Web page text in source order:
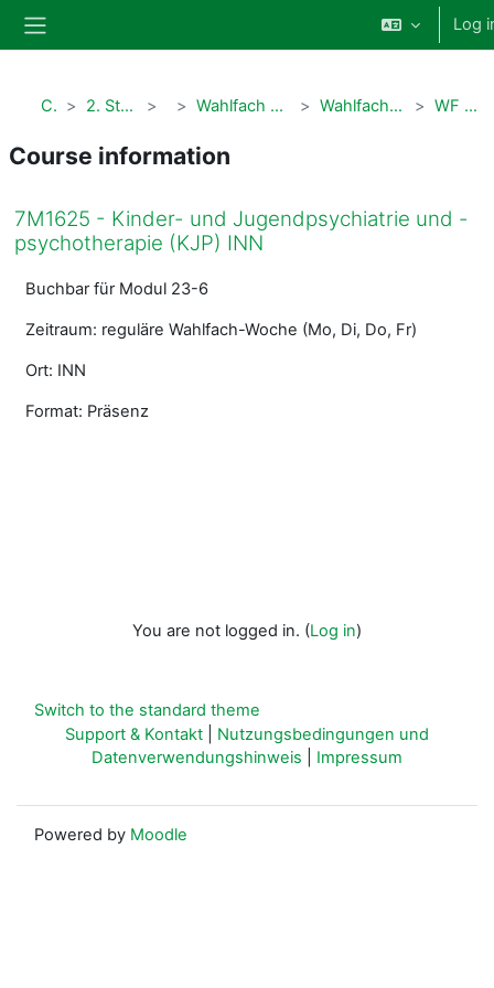
Side panel
Log
Courses 2. Studienabschnitt Humanmedizin Modul 5 Wahlfach 2. Studienabschnitt (7M1625 + ehemalige PWS) Wahlfachangebote der Kinder- und Frauenheilkunde WF Kinder- und Jugendpsychiatrie
Course information
7M1625 - Kinder- und Jugendpsychiatrie und -
psychotherapie (KJP) INN
Buchbar für Modul 23-6
Zeitraum: reguläre Wahlfach-Woche (Mo, Di, Do, Fr)
Ort: INN
Format: Präsenz
You are not logged in. (Log in)
Switch to the standard theme
Support & Kontakt
Nutzungsbedingungen und
Datenverwendungshinweis
Impressum
Powered by Moodle